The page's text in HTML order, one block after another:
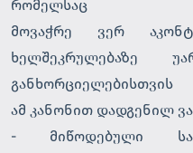
რომელსაც
მოვაჭრე ვერ
ხელშეკრულებაზე
განხორციელებისთვის
ამ კანონით დადგენილ
- მიწოდებული